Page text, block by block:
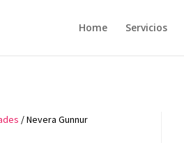
Home Servicios
/ Nevera Gunnur